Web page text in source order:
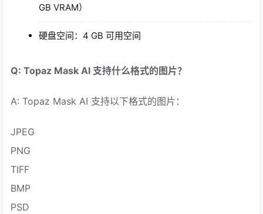
GB VRAM）
硬盘空间：4 GB 可用空间
Q: Topaz Mask AI 支持什么格式的图片？
A: Topaz Mask AI 支持以下格式的图片：
JPEG
PNG
TIFF
BMP
PSD